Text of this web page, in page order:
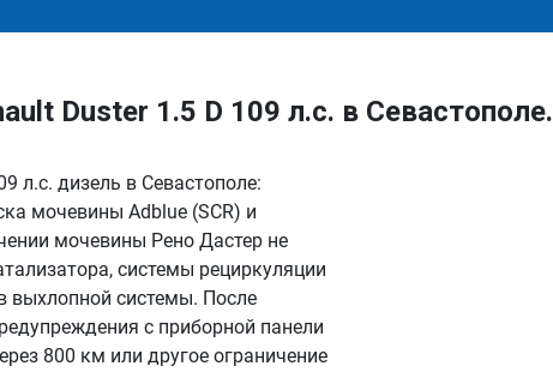
Duster 1.5 D 109 л.с. в Севастополе.
л.с. дизель в Севастополе:
мочевины Adblue (SCR) и
мочевины Рено Дастер не
системы рециркуляции
выхлопной системы. После
с приборной панели
800 км или другое ограничение